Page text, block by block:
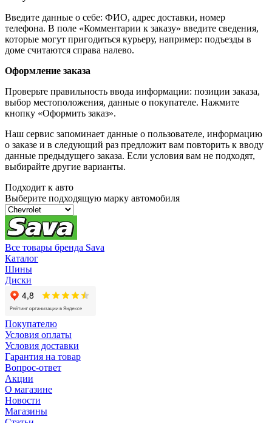
Введите данные о себе: ФИО, адрес доставки, номер
телефона. В поле «Комментарии к заказу» введите сведения,
которые могут пригодиться курьеру, например: подъезды в
доме считаются справа налево.
Оформление заказа
Проверьте правильность ввода информации: позиции заказа,
выбор местоположения, данные о покупателе. Нажмите
кнопку «Оформить заказ».
Наш сервис запоминает данные о пользователе, информацию
о заказе и в следующий раз предложит вам повторить к вводу
данные предыдущего заказа. Если условия вам не подходят,
выбирайте другие варианты.
Подходит к авто
Выберите подходящую марку автомобиля
Все товары бренда Sava
Каталог
Шины
Диски
Покупателю
Условия оплаты
Условия доставки
Гарантия на товар
Вопрос-ответ
Акции
О магазине
Новости
Магазины